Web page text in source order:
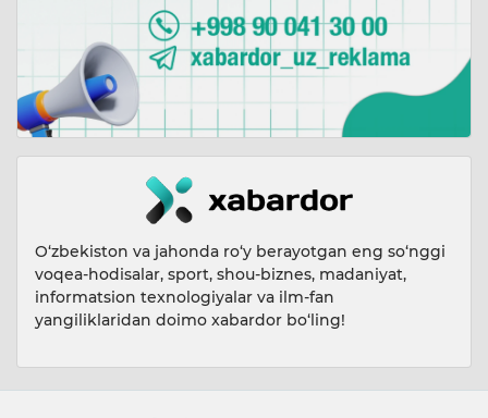
O‘zbekiston va jahonda ro‘y berayotgan eng so‘nggi
voqea-hodisalar, sport, shou-biznes, madaniyat,
informatsion texnologiyalar va ilm-fan
yangiliklaridan doimo xabardor bo‘ling!